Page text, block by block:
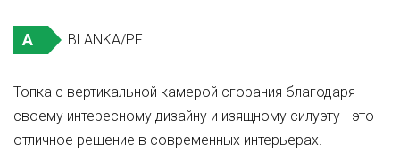
A BLANKA/PF
Топка с вертикальной камерой сгорания благодаря
своему интересному дизайну и изящному силуэту - это
отличное решение в современных интерьерах.